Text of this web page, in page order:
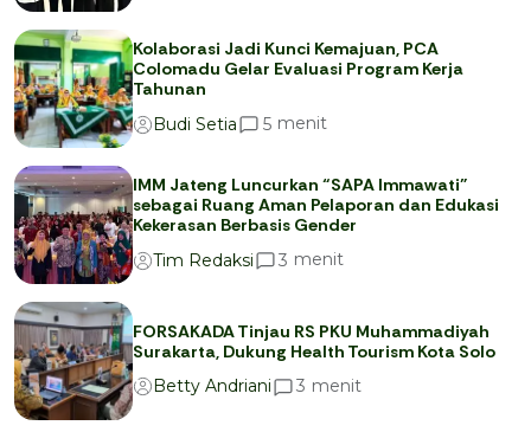
Kolaborasi Jadi Kunci Kemajuan, PCA
Colomadu Gelar Evaluasi Program Kerja
Tahunan
Budi Setia
5 menit
IMM Jateng Luncurkan “SAPA Immawati”
sebagai Ruang Aman Pelaporan dan Edukasi
Kekerasan Berbasis Gender
Tim Redaksi
3 menit
FORSAKADA Tinjau RS PKU Muhammadiyah
Surakarta, Dukung Health Tourism Kota Solo
Betty Andriani
3 menit